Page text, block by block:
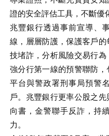
證的安全評估工具，不斷優
兆豐銀行透過事前宣導、
線，層層防護，保護客戶
技堵詐，分析風險交易行
強分行第一線的預警聯防
平台與警政署刑事局預警
戶。兆豐銀行更率公股之
向書，金警聯手反詐，持
力。